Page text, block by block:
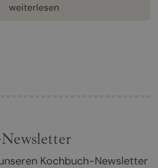
weiterlesen
Kochbuch-Newsletter